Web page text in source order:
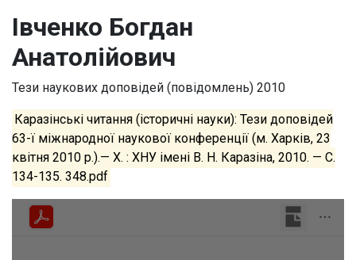
Івченко Богдан
Анатолійович
Тези наукових доповідей (повідомлень) 2010
Каразінські читання (історичні науки): Тези доповідей
63-ї міжнародної наукової конференції (м. Харків, 23
квітня 2010 p.).— X. : ХНУ імені В. Н. Каразіна, 2010. — С.
134-135. 348.pdf